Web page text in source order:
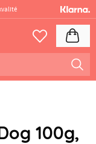
Favoriter
100g,